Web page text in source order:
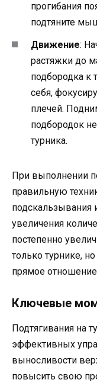
прогибания
подтяните
Движение:
растяжки до
подбородка к
себя,
плечей.
подбородок
турника.
При выполнении
правильную
подскальзывания
увеличения
постепенно
только турнике,
прямое
Ключевые
Подтягивания на
эффективных
выносливости
повысить свою